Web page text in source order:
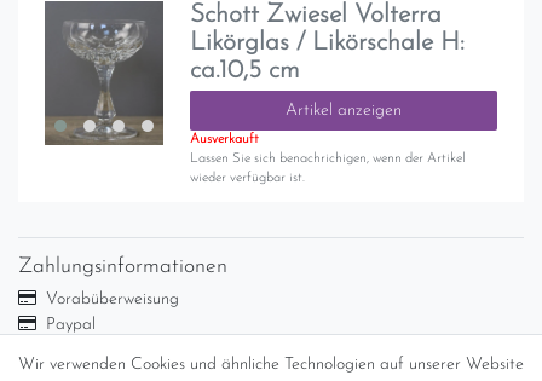
Schott Zwiesel Volterra
Likörglas / Likörschale H:
ca.10,5 cm
Artikel anzeigen
Ausverkauft
Lassen Sie sich benachrichigen, wenn der Artikel
wieder verfügbar ist.
Wir verwenden Cookies und ähnliche Technologien auf unserer Website
Zahlungsinformationen
Vorabüberweisung
Paypal